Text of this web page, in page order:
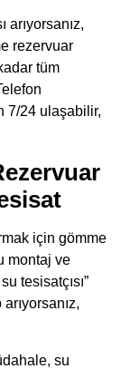
arıyorsanız,
rezervuar
tüm
7/24 ulaşabilir,
için gömme
montaj ve
tesisatçısı”
su